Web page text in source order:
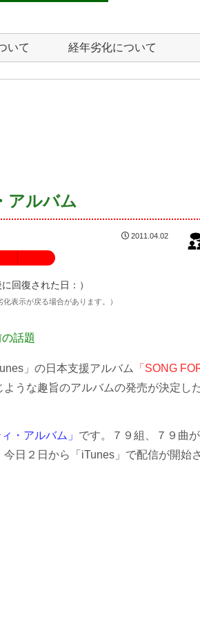
いて 経年劣化について
アルバム
2011.04.02
に回復された日： ）
表示が戻る場合があります。）
話題
」の日本支援アルバム
「SONG
うな趣旨のアルバムの発売が決定した
・アルバム」 です。７９組、７９曲
日２日から「iTunes」で配信が開始